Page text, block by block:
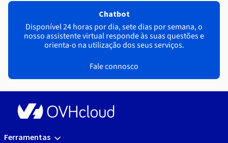
Chatbot
Disponível 24 horas por dia, sete dias por semana, o
nosso assistente virtual responde às suas questões e
orienta-o na utilização dos seus serviços.
Fale connosco
Ferramentas